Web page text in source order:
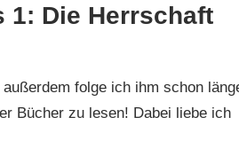
1: Die Herrschaft
folge ich ihm schon
Bücher zu lesen! Dabei liebe ich